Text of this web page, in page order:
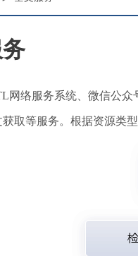
网络服务系统、微信公
取等服务。根据资源类